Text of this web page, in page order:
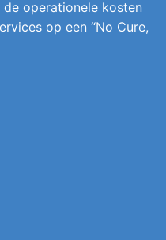
operationele kosten
op een “No Cure,